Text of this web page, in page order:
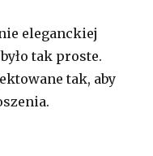
eleganckiej
tak proste.
tak, aby